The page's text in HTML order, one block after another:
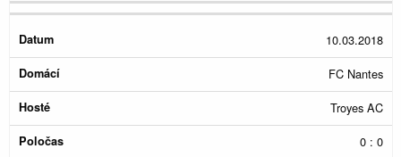
10.03.2018
FC Nantes
Troyes AC
0 : 0